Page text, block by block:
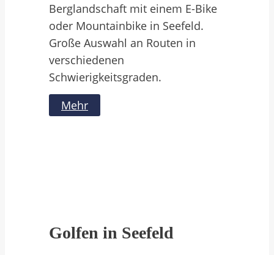
Berglandschaft mit einem E-Bike
oder Mountainbike in Seefeld.
Große Auswahl an Routen in
verschiedenen
Schwierigkeitsgraden.
Mehr
Golfen in Seefeld